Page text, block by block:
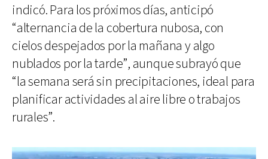
indicó. Para los próximos días, anticipó
“alternancia de la cobertura nubosa, con
cielos despejados por la mañana y algo
nublados por la tarde”, aunque subrayó que
“la semana será sin precipitaciones, ideal para
planificar actividades al aire libre o trabajos
rurales”.